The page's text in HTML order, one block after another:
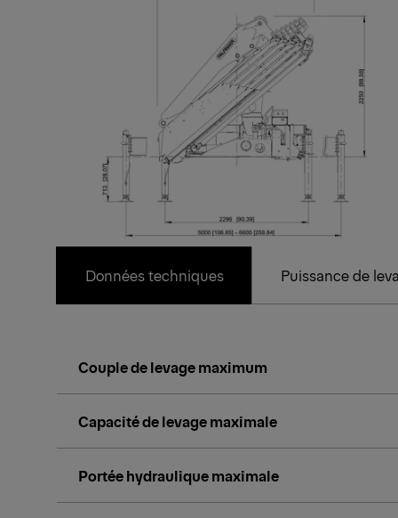
Données techniques Puissance de
Couple de levage maximum
Capacité de levage maximale
Portée hydraulique maximale